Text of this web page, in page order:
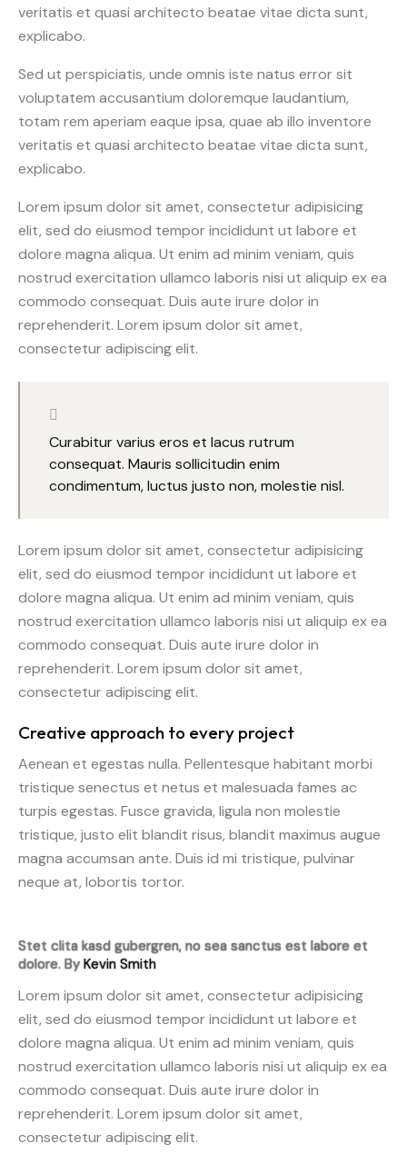
veritatis et quasi architecto beatae vitae dicta sunt,
explicabo.
Sed ut perspiciatis, unde omnis iste natus error sit
voluptatem accusantium doloremque laudantium,
totam rem aperiam eaque ipsa, quae ab illo inventore
veritatis et quasi architecto beatae vitae dicta sunt,
explicabo.
Lorem ipsum dolor sit amet, consectetur adipisicing
elit, sed do eiusmod tempor incididunt ut labore et
dolore magna aliqua. Ut enim ad minim veniam, quis
nostrud exercitation ullamco laboris nisi ut aliquip ex ea
commodo consequat. Duis aute irure dolor in
reprehenderit. Lorem ipsum dolor sit amet,
consectetur adipiscing elit.
Curabitur varius eros et lacus rutrum
consequat. Mauris sollicitudin enim
condimentum, luctus justo non, molestie nisl.
Lorem ipsum dolor sit amet, consectetur adipisicing
elit, sed do eiusmod tempor incididunt ut labore et
dolore magna aliqua. Ut enim ad minim veniam, quis
nostrud exercitation ullamco laboris nisi ut aliquip ex ea
commodo consequat. Duis aute irure dolor in
reprehenderit. Lorem ipsum dolor sit amet,
consectetur adipiscing elit.
Creative approach to every project
Aenean et egestas nulla. Pellentesque habitant morbi
tristique senectus et netus et malesuada fames ac
turpis egestas. Fusce gravida, ligula non molestie
tristique, justo elit blandit risus, blandit maximus augue
magna accumsan ante. Duis id mi tristique, pulvinar
neque at, lobortis tortor.
Stet clita kasd gubergren, no sea sanctus est labore et
dolore. ByKevin Smith
Lorem ipsum dolor sit amet, consectetur adipisicing
elit, sed do eiusmod tempor incididunt ut labore et
dolore magna aliqua. Ut enim ad minim veniam, quis
nostrud exercitation ullamco laboris nisi ut aliquip ex ea
commodo consequat. Duis aute irure dolor in
reprehenderit. Lorem ipsum dolor sit amet,
consectetur adipiscing elit.